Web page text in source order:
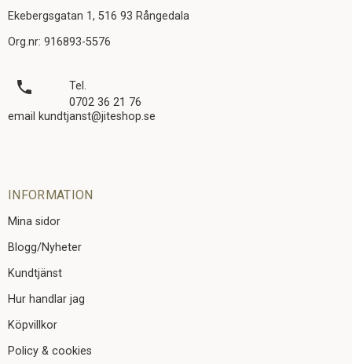
Ekebergsgatan 1, 516 93 Rångedala
Org.nr: 916893-5576
local_phone
Tel.
0702 36 21 76
email kundtjanst@jiteshop.se
INFORMATION
Mina sidor
Blogg/Nyheter
Kundtjänst
Hur handlar jag
Köpvillkor
Policy & cookies